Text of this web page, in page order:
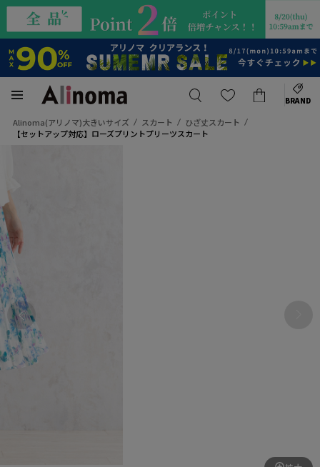
BRAND
Alinoma(アリノマ)大きいサイズ スカート
ひざ丈スカート
【セットアップ対応】ローズプリントプリーツスカート